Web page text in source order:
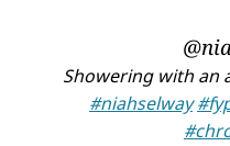
Showering with an
#niahselway